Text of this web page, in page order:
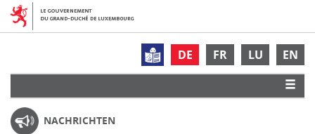
DE FR LU EN
NACHRICHTEN